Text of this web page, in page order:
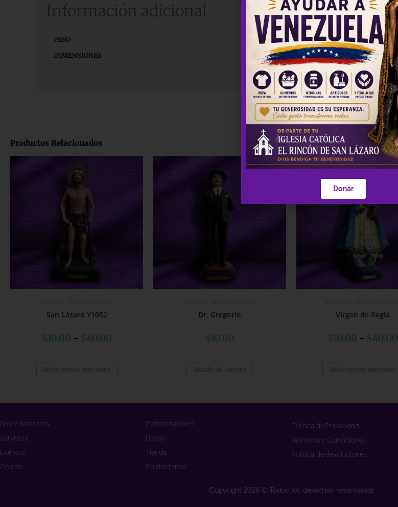
Información adicional
PESO
0.96 kg
DIMENSIONES
4 × 4 × 12 in
Productos Relacionados
San Lázaro Y1052
$10.00 - $40.00
Seleccionar opciones
Dr. Gregorio
$10.00
Añadir al carrito
Virgen de Regla
$10.00 - $40.00
Seleccionar opciones
Sobre Nosotros
Servicios
Eventos
Galería
Patrocinadores
Donar
Tienda
Contáctenos
Política de Privacidad
Términos y Condiciones
Política de devoluciones
Copyright 2026 © Todos los derechos reservados
Donar